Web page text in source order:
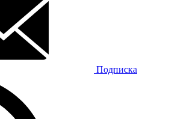
Подписка